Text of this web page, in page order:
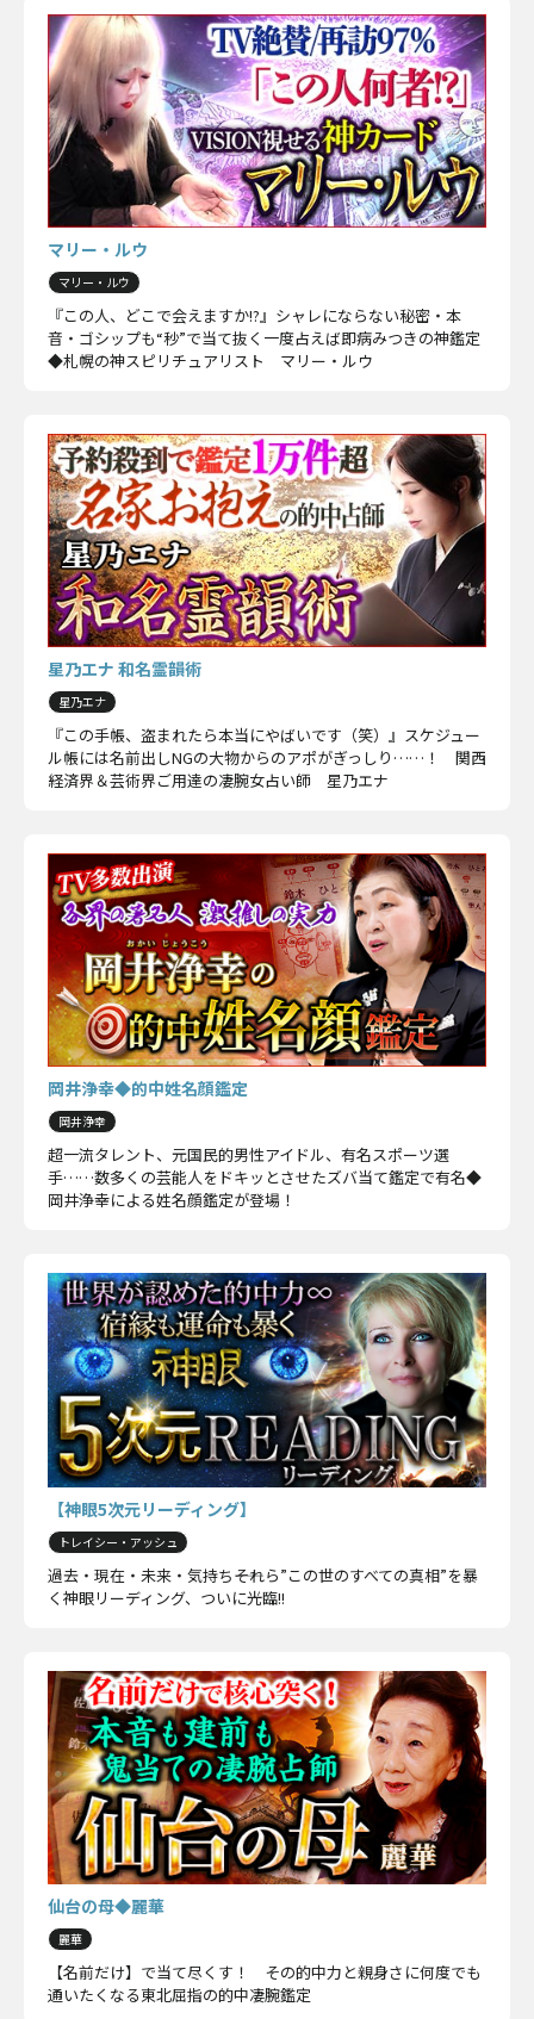
マリー・ルウ
マリー・ルウ
『この人、どこで会えますか!?』シャレにならない秘密・本
音・ゴシップも“秒”で当て抜く一度占えば即病みつきの神鑑定
◆札幌の神スピリチュアリスト マリー・ルウ
星乃エナ 和名霊韻術
星乃エナ
『この手帳、盗まれたら本当にやばいです（笑）』スケジュー
ル帳には名前出しNGの大物からのアポがぎっしり……！ 関西
経済界＆芸術界ご用達の凄腕女占い師 星乃エナ
岡井浄幸◆的中姓名顔鑑定
岡井浄幸
超一流タレント、元国民的男性アイドル、有名スポーツ選
手……数多くの芸能人をドキッとさせたズバ当て鑑定で有名◆
岡井浄幸による姓名顔鑑定が登場！
【神眼5次元リーディング】
トレイシー・アッシュ
過去・現在・未来・気持ち――それら”この世のすべての真相”を暴
く神眼リーディング、ついに光臨!!
仙台の母◆麗華
麗華
【名前だけ】で当て尽くす！ その的中力と親身さに何度でも
通いたくなる東北屈指の的中凄腕鑑定